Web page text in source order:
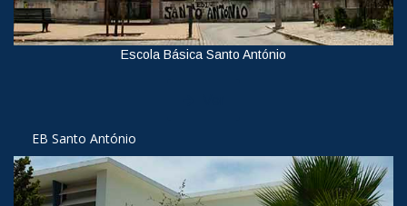
Escola Básica Santo António
EB Santo António